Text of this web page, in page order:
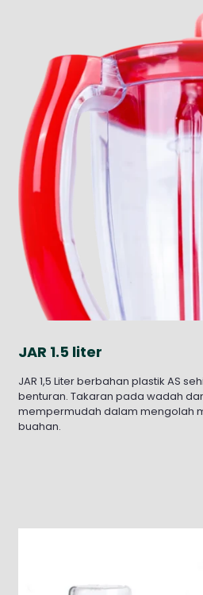
JAR 1.5 liter
JAR 1,5 Liter berbahan plastik AS
benturan. Takaran pada wadah
mempermudah dalam mengolah
buahan.